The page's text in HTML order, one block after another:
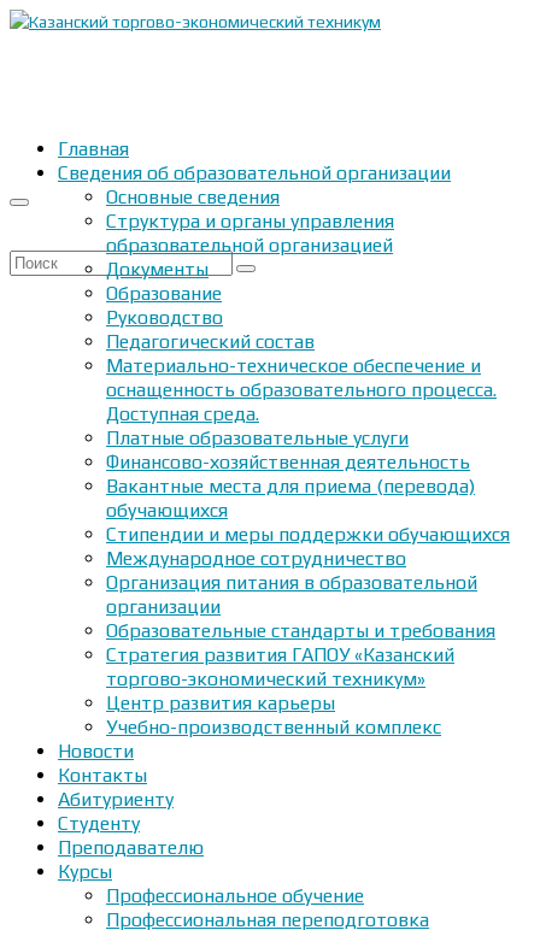
Искать:
Главная
Сведения об образовательной организации
Основные сведения
Структура и органы управления
образовательной организацией
Документы
Образование
Руководство
Педагогический состав
Материально-техническое обеспечение и
оснащенность образовательного процесса.
Доступная среда.
Платные образовательные услуги
Финансово-хозяйственная деятельность
Вакантные места для приема (перевода)
обучающихся
Стипендии и меры поддержки обучающихся
Международное сотрудничество
Организация питания в образовательной
организации
Образовательные стандарты и требования
Стратегия развития ГАПОУ «Казанский
торгово-экономический техникум»
Центр развития карьеры
Учебно-производственный комплекс
Новости
Контакты
Абитуриенту
Студенту
Преподавателю
Курсы
Профессиональное обучение
Профессиональная переподготовка